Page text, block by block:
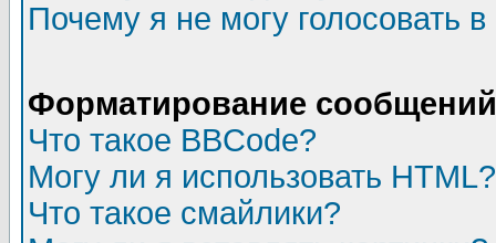
Почему я не могу голосовать
Форматирование
Что такое BBCode?
Могу ли я использовать HTML?
Что такое смайлики?